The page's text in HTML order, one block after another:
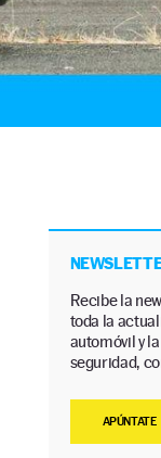
Recibe la
toda la
automóvil y
seguridad,
APÚNTATE